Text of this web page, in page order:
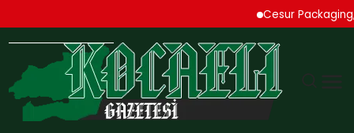
Cesur Packaging,